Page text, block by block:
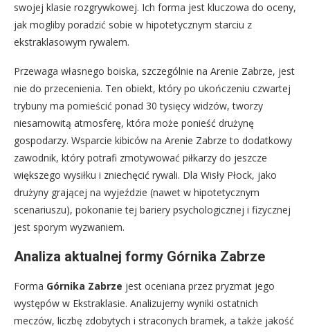
swojej klasie rozgrywkowej. Ich forma jest kluczowa do oceny,
jak mogliby poradzić sobie w hipotetycznym starciu z
ekstraklasowym rywalem.
Przewaga własnego boiska, szczególnie na Arenie Zabrze, jest
nie do przecenienia. Ten obiekt, który po ukończeniu czwartej
trybuny ma pomieścić ponad 30 tysięcy widzów, tworzy
niesamowitą atmosferę, która może ponieść drużynę
gospodarzy. Wsparcie kibiców na Arenie Zabrze to dodatkowy
zawodnik, który potrafi zmotywować piłkarzy do jeszcze
większego wysiłku i zniechęcić rywali. Dla Wisły Płock, jako
drużyny grającej na wyjeździe (nawet w hipotetycznym
scenariuszu), pokonanie tej bariery psychologicznej i fizycznej
jest sporym wyzwaniem.
Analiza aktualnej formy Górnika Zabrze
Forma Górnika Zabrze jest oceniana przez pryzmat jego
występów w Ekstraklasie. Analizujemy wyniki ostatnich
meczów, liczbę zdobytych i straconych bramek, a także jakość